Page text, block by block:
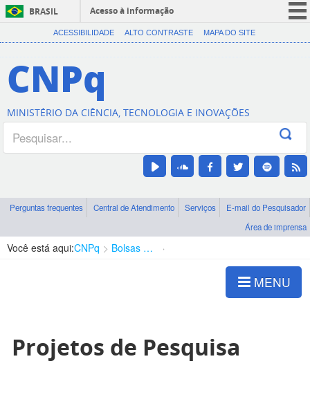
BRASIL
Acesso à informação
CORONAVÍRUS (COVID-19)
Canais
ACESSIBILIDADE ALTO CONTRASTE MAPA DO SITE
CNPq
MINISTÉRIO DA CIÊNCIA, TECNOLOGIA E INOVAÇÕES
Perguntas frequentes Central de Atendimento Serviços
E-mail do Pesquisador
Área de imprensa
Você está aqui:CNPq Bolsas e Auxílios Vigentes
MENU
Projetos de Pesquisa